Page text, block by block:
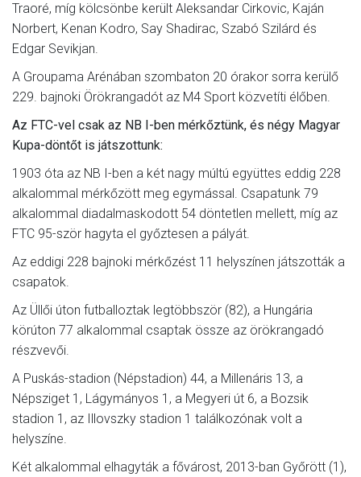
Traoré, míg kölcsönbe került Aleksandar Cirkovic, Kaján
Norbert, Kenan Kodro, Say Shadirac, Szabó Szilárd és
Edgar Sevikjan.
A Groupama Arénában szombaton 20 órakor sorra kerülő
229. bajnoki Örökrangadót az M4 Sport közvetíti élőben.
Az FTC-vel csak az NB I-ben mérkőztünk, és négy Magyar
Kupa-döntőt is játszottunk:
1903 óta az NB I-ben a két nagy múltú együttes eddig 228
alkalommal mérkőzött meg egymással. Csapatunk 79
alkalommal diadalmaskodott 54 döntetlen mellett, míg az
FTC 95-ször hagyta el győztesen a pályát.
Az eddigi 228 bajnoki mérkőzést 11 helyszínen játszották a
csapatok.
Az Üllői úton futballoztak legtöbbször (82), a Hungária
körúton 77 alkalommal csaptak össze az örökrangadó
részvevői.
A Puskás-stadion (Népstadion) 44, a Millenáris 13, a
Népsziget 1, Lágymányos 1, a Megyeri út 6, a Bozsik
stadion 1, az Illovszky stadion 1 találkozónak volt a
helyszíne.
Két alkalommal elhagyták a fővárost, 2013-ban Győrött (1),